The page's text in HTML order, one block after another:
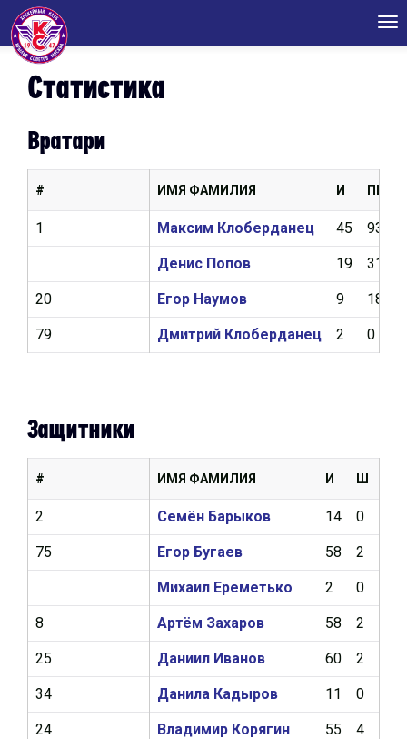
Статистика
Вратари
ИМЯ ФАМИЛИЯ И ПШ
Максим Клоберданец 45 93
Денис Попов 19 31
Егор Наумов 9 18
Дмитрий Клоберданец 2 0
#
1
20
79
Защитники
ИМЯ ФАМИЛИЯ И Ш
Семён Барыков 14 0
Егор Бугаев 58 2
Михаил Ереметько 2 0
Артём Захаров 58 2
Даниил Иванов 60 2
Данила Кадыров 11 0
Владимир Корягин 55 4
#
2
75
8
25
34
24